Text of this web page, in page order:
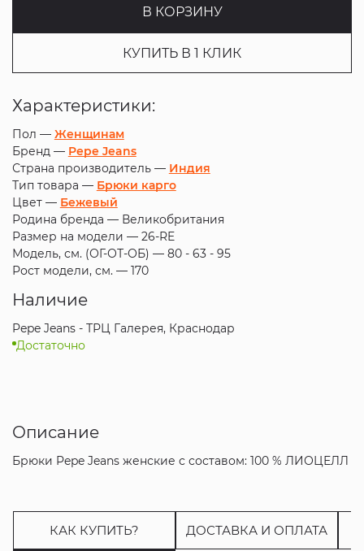
В КОРЗИНУ
КУПИТЬ В 1 КЛИК
Характеристики:
Пол — Женщинам
Бренд — Pepe Jeans
Страна производитель — Индия
Тип товара — Брюки карго
Цвет — Бежевый
Родина бренда — Великобритания
Размер на модели — 26-RE
Модель, см. (ОГ-ОТ-ОБ) — 80 - 63 - 95
Рост модели, см. — 170
Наличие
Pepe Jeans - ТРЦ Галерея, Краснодар
Достаточно
Описание
Брюки Pepe Jeans женские с составом: 100 % ЛИОЦЕЛЛ
КАК КУПИТЬ? ДОСТАВКА И ОПЛАТА